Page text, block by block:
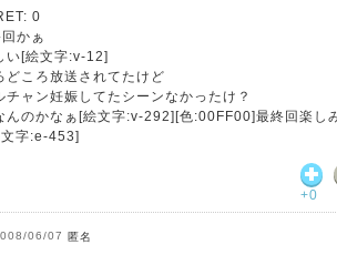
0
かぁ
い[絵文字:v-12]
どころ放送されてたけど
チャン妊娠してたシーンなかったけ？
んのかなぁ[絵文字:v-292][色:00FF00]最終回楽し
字:e-453]
+0
06/07 匿名